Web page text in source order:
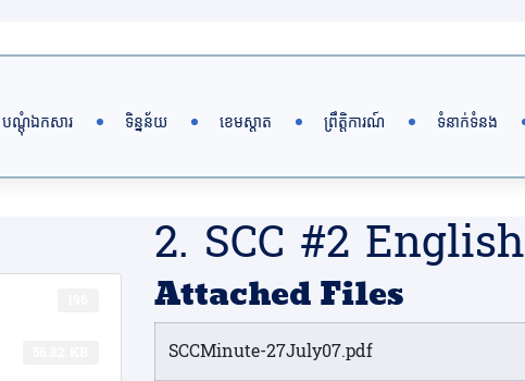
បណ្តុំឯកសារ ទិន្នន័យ ខេមស្តាត ព្រឹត្តិការណ៍ ទំនាក់ទំនង
2. SCC #2 English
Attached Files
SCCMinute-27July07.pdf